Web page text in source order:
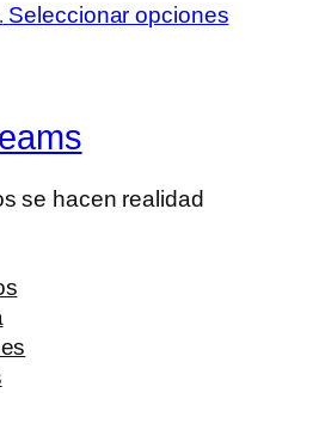
la
Seleccionar opcionesEste
se hacen realidad